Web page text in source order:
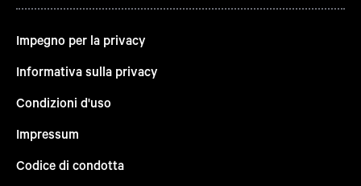
Impegno per la privacy
Informativa sulla privacy
Condizioni d'uso
Impressum
Codice di condotta